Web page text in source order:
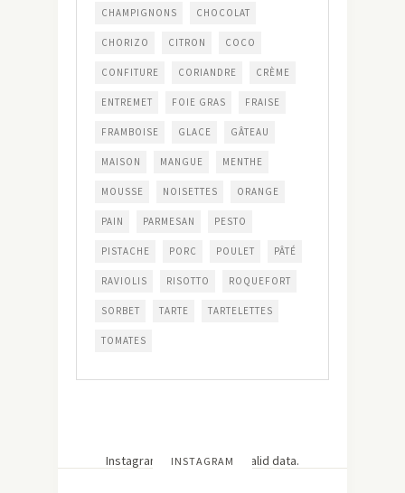
CHAMPIGNONS CHOCOLAT
CHORIZO CITRON COCO
CONFITURE CORIANDRE CRÈME
ENTREMET FOIE GRAS FRAISE
FRAMBOISE GLACE GÂTEAU
MAISON MANGUE MENTHE
MOUSSE NOISETTES ORANGE
PAIN PARMESAN PESTO
PISTACHE PORC POULET PÂTÉ
RAVIOLIS RISOTTO ROQUEFORT
SORBET TARTE TARTELETTES
TOMATES
INSTAGRAM
Instagram has returned invalid data.